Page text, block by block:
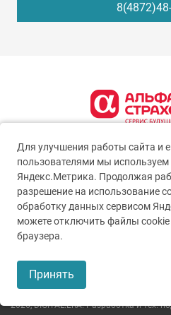
2026,DIGITAL.ERA. Разработка и тех.
Для улучшения работы сайта и
пользователями мы
Яндекс.Метрика. Продолжая
разрешение на использование
обработку данных сервисом
можете отключить файлы
браузера.
Принять